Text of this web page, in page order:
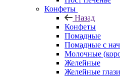
Конфеты
Назад
Конфеты
Помадные
Помадные с
Молочные
Желейные
Желейные